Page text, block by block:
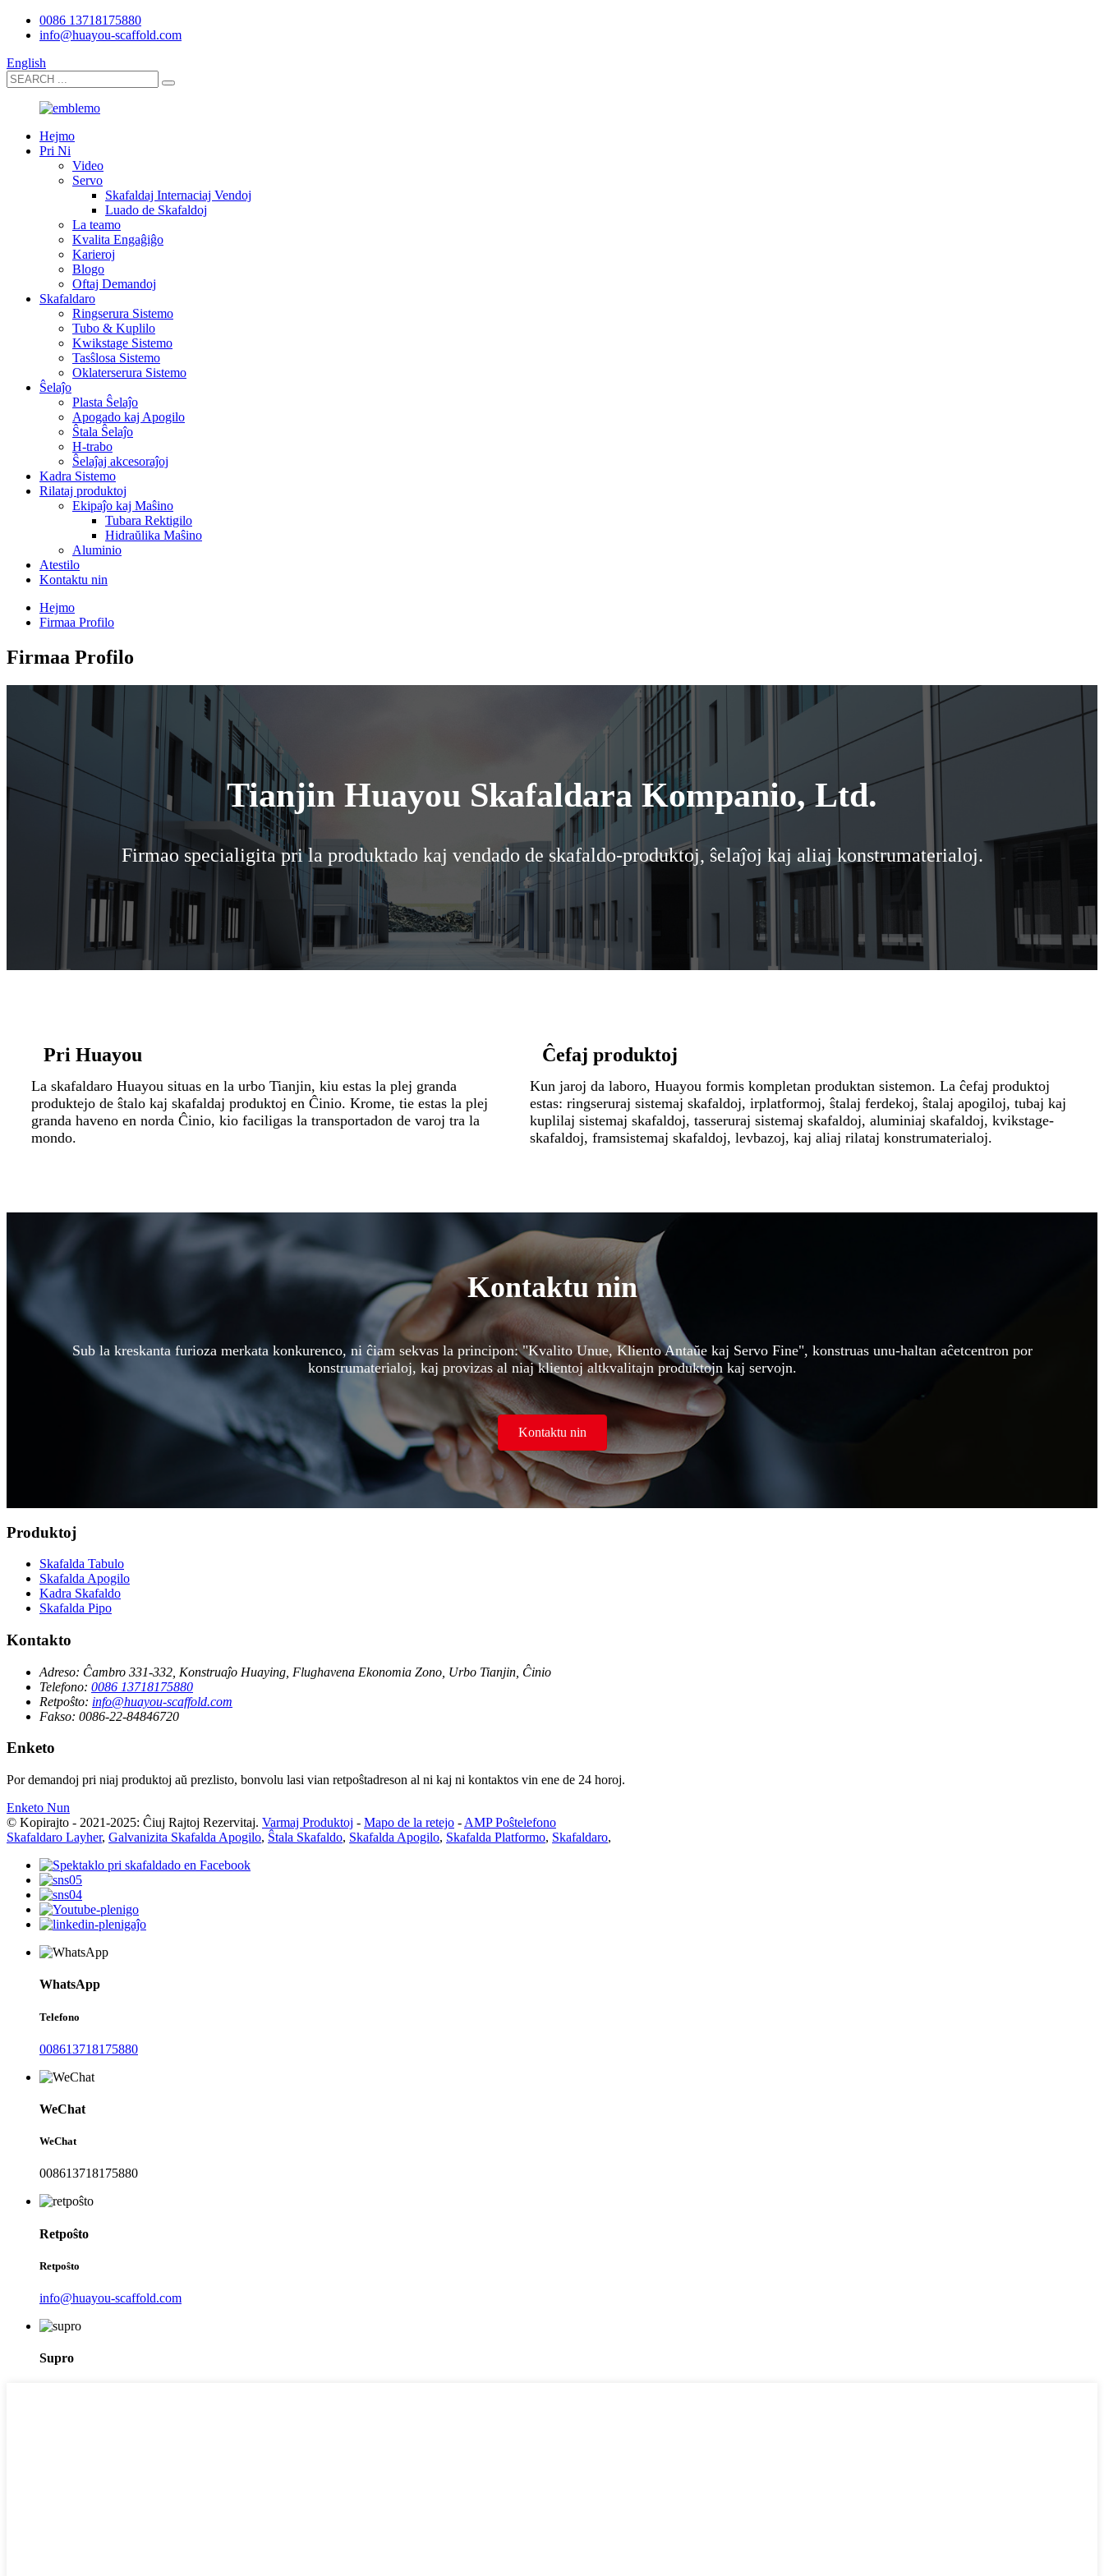
0086 13718175880
info@huayou-scaffold.com
English
Hejmo
Pri Ni
Video
Servo
Skafaldaj Internaciaj Vendoj
Luado de Skafaldoj
La teamo
Kvalita Engaĝiĝo
Karieroj
Blogo
Oftaj Demandoj
Skafaldaro
Ringserura Sistemo
Tubo & Kuplilo
Kwikstage Sistemo
Tasŝlosa Sistemo
Oklaterserura Sistemo
Ŝelaĵo
Plasta Ŝelaĵo
Apogado kaj Apogilo
Ŝtala Ŝelaĵo
H-trabo
Ŝelaĵaj akcesoraĵoj
Kadra Sistemo
Rilataj produktoj
Ekipaĵo kaj Maŝino
Tubara Rektigilo
Hidraŭlika Maŝino
Aluminio
Atestilo
Kontaktu nin
Hejmo
Firmaa Profilo
Firmaa Profilo
Tianjin Huayou Skafaldara Kompanio, Ltd.
Firmao specialigita pri la produktado kaj vendado de skafaldo-produktoj, ŝelaĵoj kaj aliaj konstrumaterialoj.
Pri Huayou
La skafaldaro Huayou situas en la urbo Tianjin, kiu estas la plej granda
produktejo de ŝtalo kaj skafaldaj produktoj en Ĉinio. Krome, tie estas la plej
granda haveno en norda Ĉinio, kio faciligas la transportadon de varoj tra la
mondo.
Ĉefaj produktoj
Kun jaroj da laboro, Huayou formis kompletan produktan sistemon. La ĉefaj produktoj
estas: ringseruraj sistemaj skafaldoj, irplatformoj, ŝtalaj ferdekoj, ŝtalaj apogiloj, tubaj kaj
kuplilaj sistemaj skafaldoj, tasseruraj sistemaj skafaldoj, aluminiaj skafaldoj, kvikstage-
skafaldoj, framsistemaj skafaldoj, levbazoj, kaj aliaj rilataj konstrumaterialoj.
Kontaktu nin
Sub la kreskanta furioza merkata konkurenco, ni ĉiam sekvas la principon: "Kvalito Unue, Kliento Antaŭe kaj Servo Fine", konstruas unu-haltan aĉetcentron por
konstrumaterialoj, kaj provizas al niaj klientoj altkvalitajn produktojn kaj servojn.
Kontaktu nin
Produktoj
Skafalda Tabulo
Skafalda Apogilo
Kadra Skafaldo
Skafalda Pipo
Kontakto
Adreso: Ĉambro 331-332, Konstruaĵo Huaying, Flughavena Ekonomia Zono, Urbo Tianjin, Ĉinio
Telefono: 0086 13718175880
Retpoŝto: info@huayou-scaffold.com
Fakso: 0086-22-84846720
Enketo
Por demandoj pri niaj produktoj aŭ prezlisto, bonvolu lasi vian retpoŝtadreson al ni kaj ni kontaktos vin ene de 24 horoj.
Enketo Nun
© Kopirajto - 2021-2025: Ĉiuj Rajtoj Rezervitaj. Varmaj Produktoj - Mapo de la retejo - AMP Poŝtelefono
Skafaldaro Layher, Galvanizita Skafalda Apogilo, Ŝtala Skafaldo, Skafalda Apogilo, Skafalda Platformo, Skafaldaro,
WhatsApp
Telefono
008613718175880
WeChat
WeChat
008613718175880
Retpoŝto
Retpoŝto
info@huayou-scaffold.com
Supro